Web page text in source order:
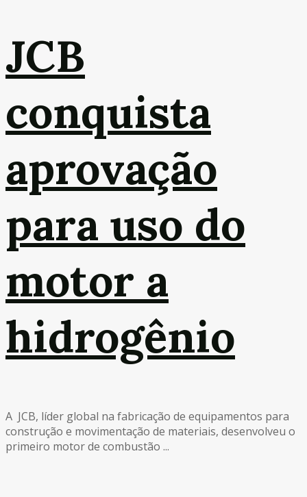
JCB
conquista
aprovação
para uso do
motor a
hidrogênio
A JCB, líder global na fabricação de equipamentos para
construção e movimentação de materiais, desenvolveu o
primeiro motor de combustão ...